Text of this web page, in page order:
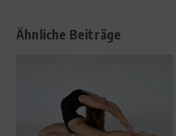
Ähnliche Beiträge